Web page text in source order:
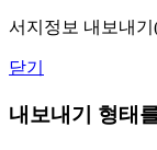
서지정보 내보내기
닫기
내보내기 형태